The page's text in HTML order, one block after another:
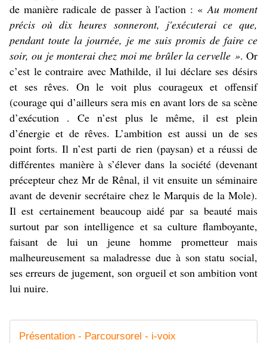
de manière radicale de passer à l'action : « Au moment
précis où dix heures sonneront, j'exécuterai ce que,
pendant toute la journée, je me suis promis de faire ce
soir, ou je monterai chez moi me brûler la cervelle ». Or
c’est le contraire avec Mathilde, il lui déclare ses désirs
et ses rêves. On le voit plus courageux et offensif
(courage qui d’ailleurs sera mis en avant lors de sa scène
d’exécution . Ce n’est plus le même, il est plein
d’énergie et de rêves. L’ambition est aussi un de ses
point forts. Il n’est parti de rien (paysan) et a réussi de
différentes manière à s’élever dans la société (devenant
précepteur chez Mr de Rênal, il vit ensuite un séminaire
avant de devenir secrétaire chez le Marquis de la Mole).
Il est certainement beaucoup aidé par sa beauté mais
surtout par son intelligence et sa culture flamboyante,
faisant de lui un jeune homme prometteur mais
malheureusement sa maladresse due à son statu social,
ses erreurs de jugement, son orgueil et son ambition vont
lui nuire.
Présentation - Parcoursorel - i-voix